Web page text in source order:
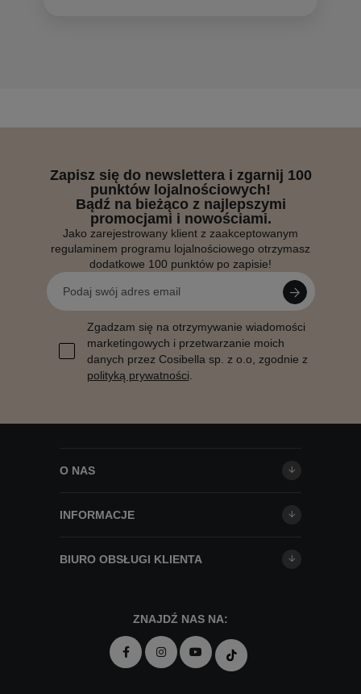
Zapisz się do newslettera i zgarnij 100
punktów lojalnościowych!
Bądź na bieżąco z najlepszymi
promocjami i nowościami.
Jako zarejestrowany klient z zaakceptowanym
regulaminem programu lojalnościowego otrzymasz
dodatkowe 100 punktów po zapisie!
Zgadzam się na otrzymywanie wiadomości
marketingowych i przetwarzanie moich
danych przez Cosibella sp. z o.o, zgodnie z
polityką prywatności
O NAS
INFORMACJE
BIURO OBSŁUGI KLIENTA
ZNAJDŹ NAS NA: